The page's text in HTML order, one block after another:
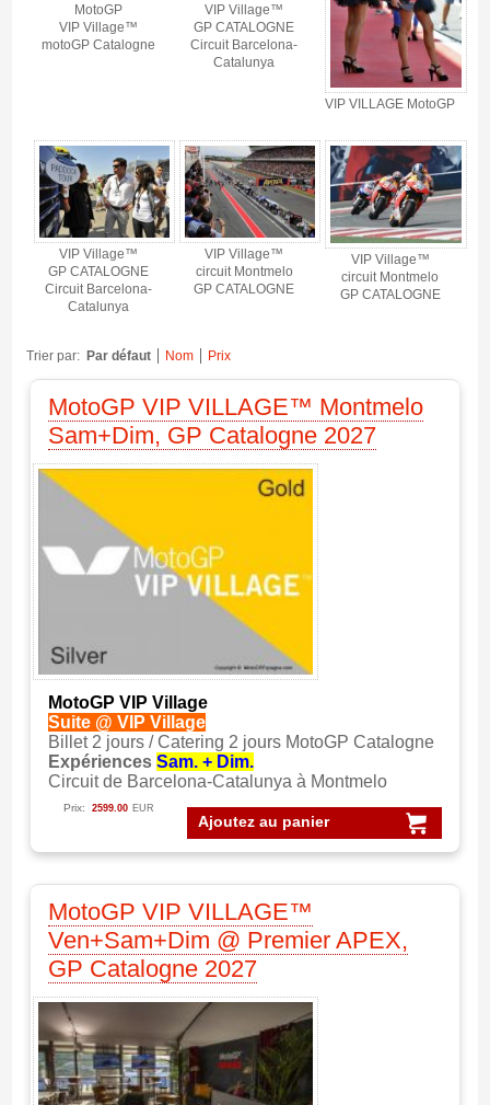
MotoGP
VIP Village™
motoGP Catalogne
VIP Village™
GP CATALOGNE
Circuit Barcelona-
Catalunya
VIP VILLAGE MotoGP
VIP Village™
GP CATALOGNE
Circuit Barcelona-
Catalunya
VIP Village™
circuit Montmelo
GP CATALOGNE
VIP Village™
circuit Montmelo
GP CATALOGNE
Trier par: Par défaut Nom Prix
MotoGP VIP VILLAGE™ Montmelo
Sam+Dim, GP Catalogne 2027
MotoGP VIP Village
Suite @ VIP Village
Billet 2 jours / Catering 2 jours MotoGP Catalogne
Expériences Sam. + Dim.
Circuit de Barcelona-Catalunya à Montmelo
Ajoutez au panier
Prix: 2599.00 EUR
MotoGP VIP VILLAGE™
Ven+Sam+Dim @ Premier APEX,
GP Catalogne 2027